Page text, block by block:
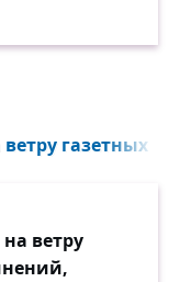
газетных
ветру